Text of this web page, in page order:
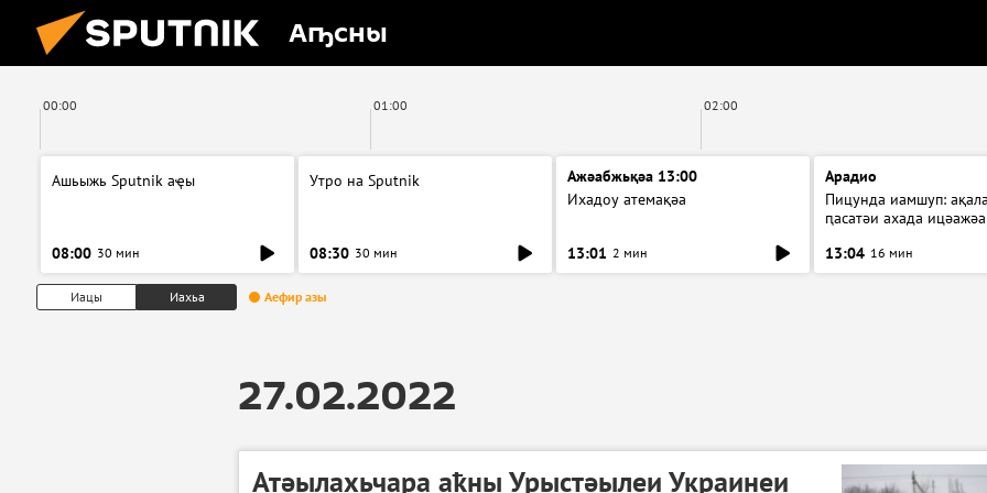
Аҧсны
00:00 01:00 02:00
Ашьыжь Sputnik аҿы
08:00 30 мин
Утро на Sputnik
08:30 30 мин
Ажәабжьқәа 13:00
Ихадоу атемақәа
13:01 2 мин
Арадио
Пицунда иамшуп:
ԥасатәи ахада
13:04 16 мин
Иацы Иахьа Аефир азы
27.02.2022
Атәылахьчара аҟны Урыстәылеи Украинеи